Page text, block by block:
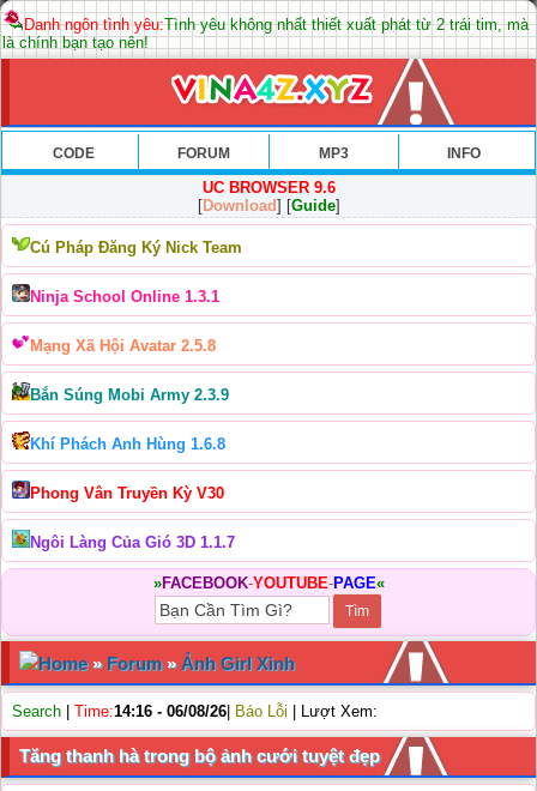
Danh ngôn tình yêu:Tình yêu không nhất thiết xuất phát từ 2 trái tim, mà
là chính bạn tạo nên!
CODE FORUM MP3 INFO
UC BROWSER 9.6
[Download] [Guide]
Cú Pháp Đăng Ký Nick Team
Ninja School Online 1.3.1
Mạng Xã Hội Avatar 2.5.8
Bắn Súng Mobi Army 2.3.9
Khí Phách Anh Hùng 1.6.8
Phong Vân Truyền Kỳ V30
Ngôi Làng Của Gió 3D 1.1.7
»FACEBOOK-YOUTUBE-PAGE«
Home» Forum»Ảnh Girl Xinh
Search Time:14:16 - 06/08/26 Báo Lỗi | Lượt Xem:
Tăng thanh hà trong bộ ảnh cưới tuyệt đẹp